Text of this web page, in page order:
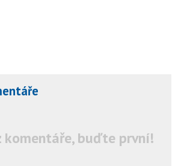
komentáře, buďte první!